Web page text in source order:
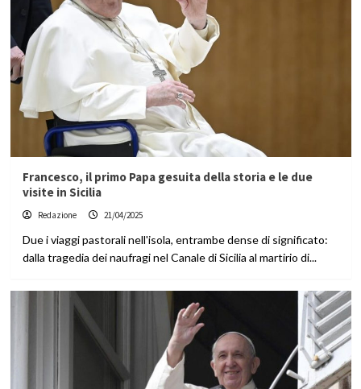
Francesco, il primo Papa gesuita della storia e le due
visite in Sicilia
Redazione 21/04/2025
Due i viaggi pastorali nell'isola, entrambe dense di significato:
dalla tragedia dei naufragi nel Canale di Sicilia al martirio di...